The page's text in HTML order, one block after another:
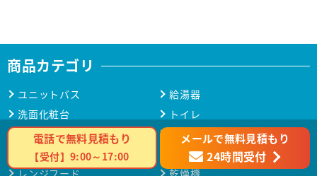
商品カテゴリ
ユニットバス
給湯器
洗面化粧台
トイレ
キッチン
ビルトインコンロ
ビルトインオーブン
食洗機
電話で無料見積もり
【受付】9:00～17:00
メールで無料見積もり
24時間受付